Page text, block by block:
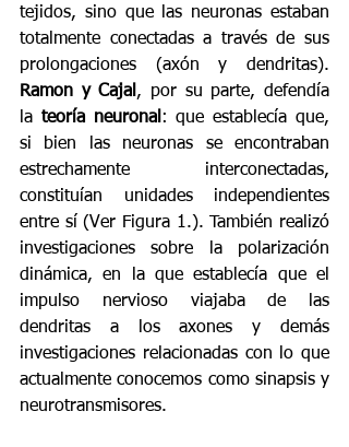
tejidos, sino que las neuronas estaban
totalmente conectadas a través de sus
Ramon y Cajal , por su parte, defendía
la teoría neuronal : que establecía que,
si bien las neuronas se encontraban
estrechamente interconectadas,
constituían unidades independientes
entre sí (Ver Figura 1.). También realizó
investigaciones sobre la polarización
dinámica, en la que establecía que el
impulso nervioso viajaba de las
dendritas a los axones y demás
investigaciones relacionadas con lo que
actualmente conocemos como sinapsis y
neurotransmisores.